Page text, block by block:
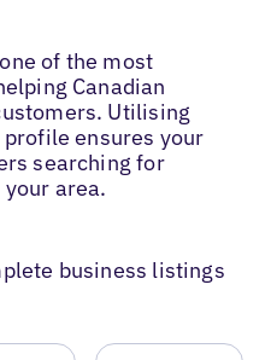
of the most
Canadian
Utilising
ensures your
searching for
area.
business listings